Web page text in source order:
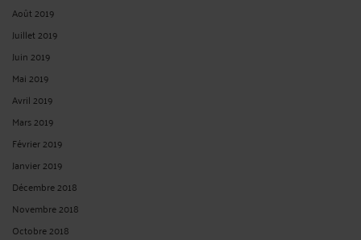
Août 2019
Juillet 2019
Juin 2019
Mai 2019
Avril 2019
Mars 2019
Février 2019
Janvier 2019
Décembre 2018
Novembre 2018
Octobre 2018